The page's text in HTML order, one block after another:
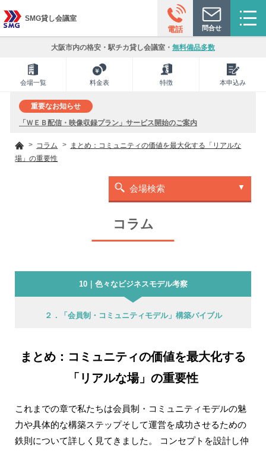
電話 問合せ
SMG貸し会議室
大阪市内の格安・駅チカ貸し会議室・ 無料備品多数
会場一覧 料金表 特徴 本申込み
重要なお知らせ
「ＷＥＢ配信・映像収録プラン」サービス開始のご案内
コラム
まとめ：コミュニティの価値を最大化する「リアルな
場」の重要性
会場検索
コラム
10｜色々なビジネスモデル考察
２．「会員制・コミュニティモデル」構築バイブル
まとめ：コミュニティの価値を最大化する
「リアルな場」の重要性
これまでの章で私たちは会員制・コミュニティモデルの魅
力や具体的な構築ステップそして運営を成功させるための
鉄則について詳しく見てきました。 コンセプトを設計し仲